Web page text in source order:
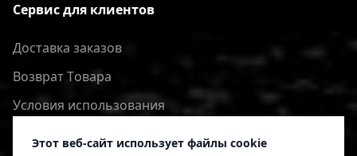
Этот веб-сайт использует файлы cookie
Сервис для клиентов
Доставка заказов
Bозврат Tовара
Условия использования
Политика конфиденциальности